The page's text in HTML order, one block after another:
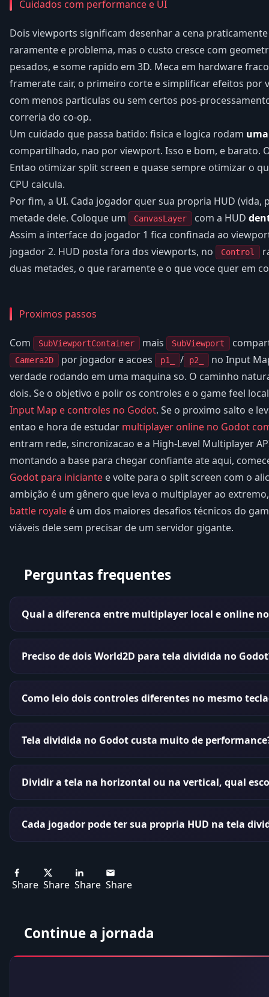
Cuidados com performance e UI
Dois viewports significam desenhar a cena praticamente
raramente e problema, mas o custo cresce com
pesados, e some rapido em 3D. Meca em hardware
framerate cair, o primeiro corte e simplificar efeitos por
com menos particulas ou sem certos pos-
correria do co-op.
Um cuidado que passa batido: fisica e logica rodam
compartilhado, nao por viewport. Isso e bom, e barato.
Entao otimizar split screen e quase sempre otimizar o
CPU calcula.
Por fim, a UI. Cada jogador quer sua propria HUD (vida,
metade dele. Coloque um
CanvasLayer com a HUD
Assim a interface do jogador 1 fica confinada ao
jogador 2. HUD posta fora dos viewports, no
Control
duas metades, o que raramente e o que voce quer em
Proximos passos
Com SubViewportContainer mais SubViewport
Camera2D por jogador e acoes p1_ / p2_
no Input
verdade rodando em uma maquina so. O caminho
dois. Se o objetivo e polir os controles e o game feel
Input Map e controles no Godot. Se o proximo salto e
entao e hora de estudar multiplayer online no Godot
entram rede, sincronizacao e a High-Level Multiplayer
montando a base para chegar confiante ate aqui,
Godot para iniciante e volte para o split screen com o
ambição é um gênero que leva o multiplayer ao
battle royale é um dos maiores desafios técnicos do
viáveis dele sem precisar de um servidor gigante.
Perguntas frequentes
Qual a diferenca entre multiplayer local e online
Preciso de dois World2D para tela dividida no
Como leio dois controles diferentes no mesmo
Tela dividida no Godot custa muito de
Dividir a tela na horizontal ou na vertical, qual
Cada jogador pode ter sua propria HUD na tela
Share Share Share Share
Continue a jornada